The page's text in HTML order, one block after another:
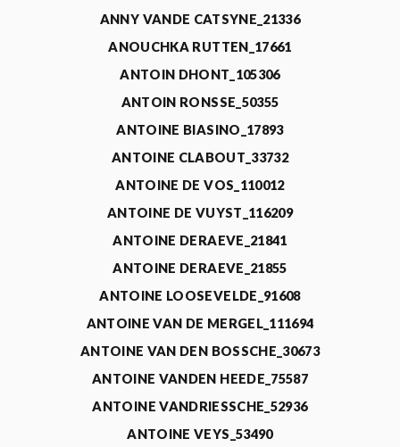
ANNY VANDE CATSYNE_21336
ANOUCHKA RUTTEN_17661
ANTOIN DHONT_105306
ANTOIN RONSSE_50355
ANTOINE BIASINO_17893
ANTOINE CLABOUT_33732
ANTOINE DE VOS_110012
ANTOINE DE VUYST_116209
ANTOINE DERAEVE_21841
ANTOINE DERAEVE_21855
ANTOINE LOOSEVELDE_91608
ANTOINE VAN DE MERGEL_111694
ANTOINE VAN DEN BOSSCHE_30673
ANTOINE VANDEN HEEDE_75587
ANTOINE VANDRIESSCHE_52936
ANTOINE VEYS_53490